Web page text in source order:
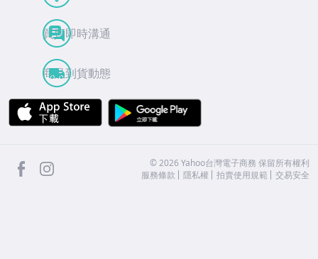
買賣即時溝通
商品到貨動態
APP Store
facebook ©2026 Yahoo台灣電子商務 保留所有權利
服務條款
隱私權 拍賣使用規範 交易安全